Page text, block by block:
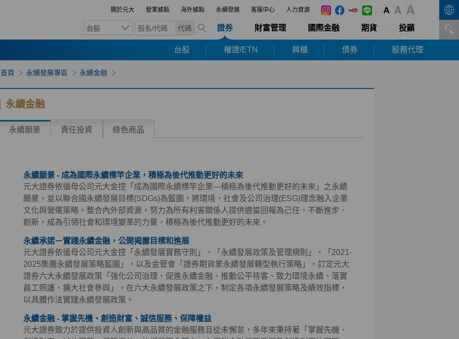
關於元大 營業據點 海外據點 永續發展 客服中心 人力資源
台股 代碼 證券 財富管理 國際金融 期貨 投顧
台股 權證/ETN 興櫃 債券 股務代理
首頁 永續發展專區 永續金融
永續金融
永續願景 責任投資 綠色商品
永續願景 - 成為國際永續標竿企業，積極為後代推動更好的未來
元大證券依循母公司元大金控「成為國際永續標竿企業—積極為後代推動更好的未來」之永續
願景，並以聯合國永續發展目標(SDGs)為藍圖，將環境、社會及公司治理(ESG)理念融入企業
文化與營運策略，整合內外部資源，努力為所有利害關係人提供適當回報為己任，不斷進步、
創新，成為引領社會和環境變革的力量，積極為後代推動更好的未來。
永續承諾－實踐永續金融，公開揭露目標和進展
元大證券依循母公司元大金控「永續發展實務守則」、「永續發展政策及管理規則」、「2021-
2025集團永續發展策略藍圖」，以及金管會「證券期貨業永續發展轉型執行策略」，訂定元大
證券六大永續發展政策「強化公司治理、促進永續金融、推動公平待客、致力環境永續、落實
員工照護、擴大社會參與」，在六大永續發展政策之下，制定各項永續發展策略及績效指標，
以具體作法實踐永續發展政策。
永續金融 - 掌握先機、創造財富、誠信服務、保障權益
元大證券致力於提供投資人創新與高品質的金融服務且從未懈怠，多年來秉持著「掌握先機、